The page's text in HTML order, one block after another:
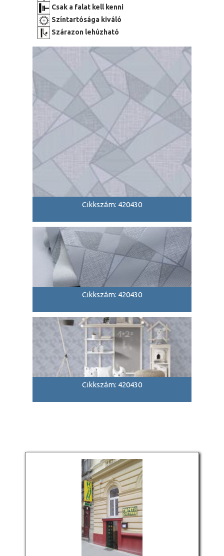
Csak a falat kell kenni
Színtartósága kiváló
Szárazon lehúzható
Cikkszám: 420430
Cikkszám: 420430
Cikkszám: 420430